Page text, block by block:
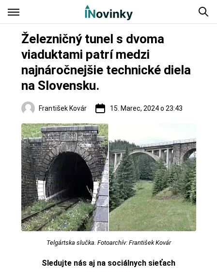
Železničný tunel s dvoma
viaduktami patrí medzi
najnáročnejšie technické diela
na Slovensku.
František Kovár 15. Marec, 2024 o 23:43
Regióny
Telgártska slučka. Fotoarchív: František Kovár
Sledujte nás aj na sociálnych sieťach